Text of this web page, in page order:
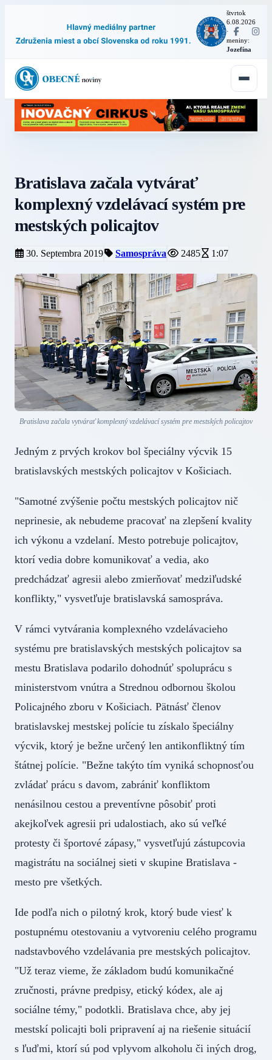
štvrtok
6.08.2026
·
meniny:
Jozefína
Bratislava začala vytvárať
komplexný vzdelávací systém pre
mestských policajtov
30. Septembra 2019 Samospráva 2485 1:07
Bratislava začala vytvárať komplexný vzdelávací systém pre mestských policajtov
Jedným z prvých krokov bol špeciálny výcvik 15
bratislavských mestských policajtov v Košiciach.
"Samotné zvýšenie počtu mestských policajtov nič
neprinesie, ak nebudeme pracovať na zlepšení kvality
ich výkonu a vzdelaní. Mesto potrebuje policajtov,
ktorí vedia dobre komunikovať a vedia, ako
predchádzať agresii alebo zmierňovať medziľudské
konflikty," vysvetľuje bratislavská samospráva.
V rámci vytvárania komplexného vzdelávacieho
systému pre bratislavských mestských policajtov sa
mestu Bratislava podarilo dohodnúť spoluprácu s
ministerstvom vnútra a Strednou odbornou školou
Policajného zboru v Košiciach. Pätnásť členov
bratislavskej mestskej polície tu získalo špeciálny
výcvik, ktorý je bežne určený len antikonfliktný tím
štátnej polície. "Bežne takýto tím vyniká schopnosťou
zvládať prácu s davom, zabrániť konfliktom
nenásilnou cestou a preventívne pôsobiť proti
akejkoľvek agresii pri udalostiach, ako sú veľké
protesty či športové zápasy," vysvetľujú zástupcovia
magistrátu na sociálnej sieti v skupine Bratislava -
mesto pre všetkých.
Ide podľa nich o pilotný krok, ktorý bude viesť k
postupnému otestovaniu a vytvoreniu celého programu
nadstavbového vzdelávania pre mestských policajtov.
"Už teraz vieme, že základom budú komunikačné
zručnosti, právne predpisy, etický kódex, ale aj
sociálne témy," podotkli. Bratislava chce, aby jej
mestskí policajti boli pripravení aj na riešenie situácií
s ľuďmi, ktorí sú pod vplyvom alkoholu či iných drog,